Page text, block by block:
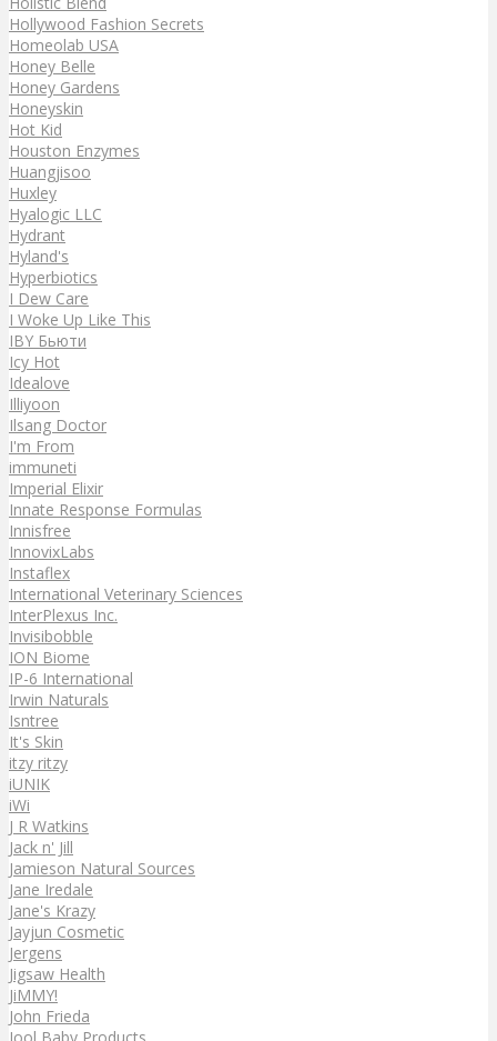
Hollywood Fashion Secrets
Homeolab USA
Honey Belle
Honey Gardens
Honeyskin
Hot Kid
Houston Enzymes
Huangjisoo
Huxley
Hyalogic LLC
Hydrant
Hyland's
Hyperbiotics
I Dew Care
I Woke Up Like This
IBY Бьюти
Icy Hot
Idealove
Illiyoon
Ilsang Doctor
I'm From
immuneti
Imperial Elixir
Innate Response Formulas
Innisfree
InnovixLabs
Instaflex
International Veterinary Sciences
InterPlexus Inc.
Invisibobble
ION Biome
IP-6 International
Irwin Naturals
Isntree
It's Skin
itzy ritzy
iUNIK
iWi
J R Watkins
Jack n' Jill
Jamieson Natural Sources
Jane Iredale
Jane's Krazy
Jayjun Cosmetic
Jergens
Jigsaw Health
JiMMY!
John Frieda